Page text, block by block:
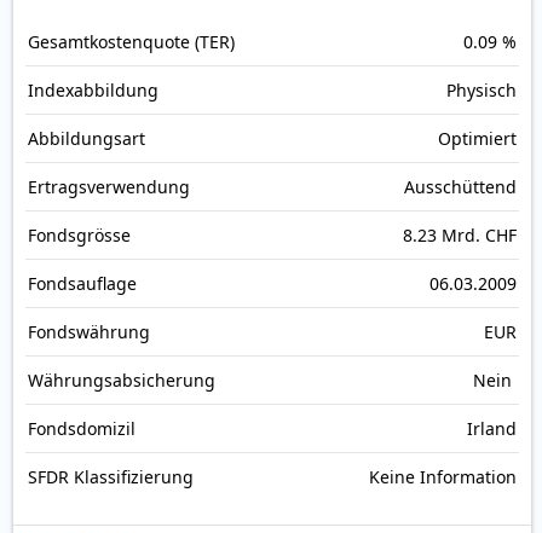
Gesamt­kosten­quote (TER) 0.09 %
Index­abbildung Physisch
Abbildungs­art Optimiert
Ertrags­verwendung Ausschüttend
Fonds­grösse 8.23 Mrd. CHF
Fonds­auflage 06.03.2009
Fonds­währung EUR
Währungsabsicherung Nein
Fondsdomizil Irland
SFDR Klassifizierung Keine Information